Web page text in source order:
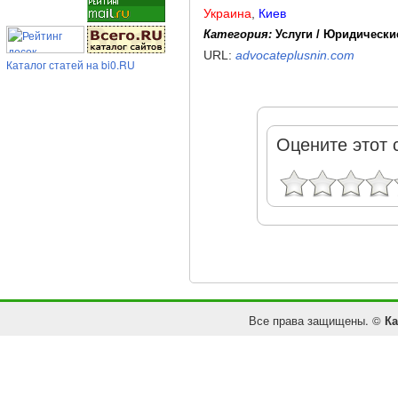
Каталог статей на bi0.RU
Украина
Киев
Категория: Услуги /
URL: advocateplusnin.com
Оцените этот
Все права защищены. ©